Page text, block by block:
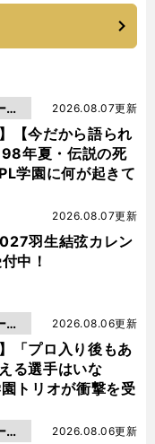
【今だから語られ
年夏・伝説の死
学園に何が起きて
2026.08.07更新
バ
羽生結弦カレン
中！
2026.08.07更新
「プロ入り後もあ
る選手はいな
トリオが衝撃を受
2026.08.06更新
バ
2026.08.06更新
バ